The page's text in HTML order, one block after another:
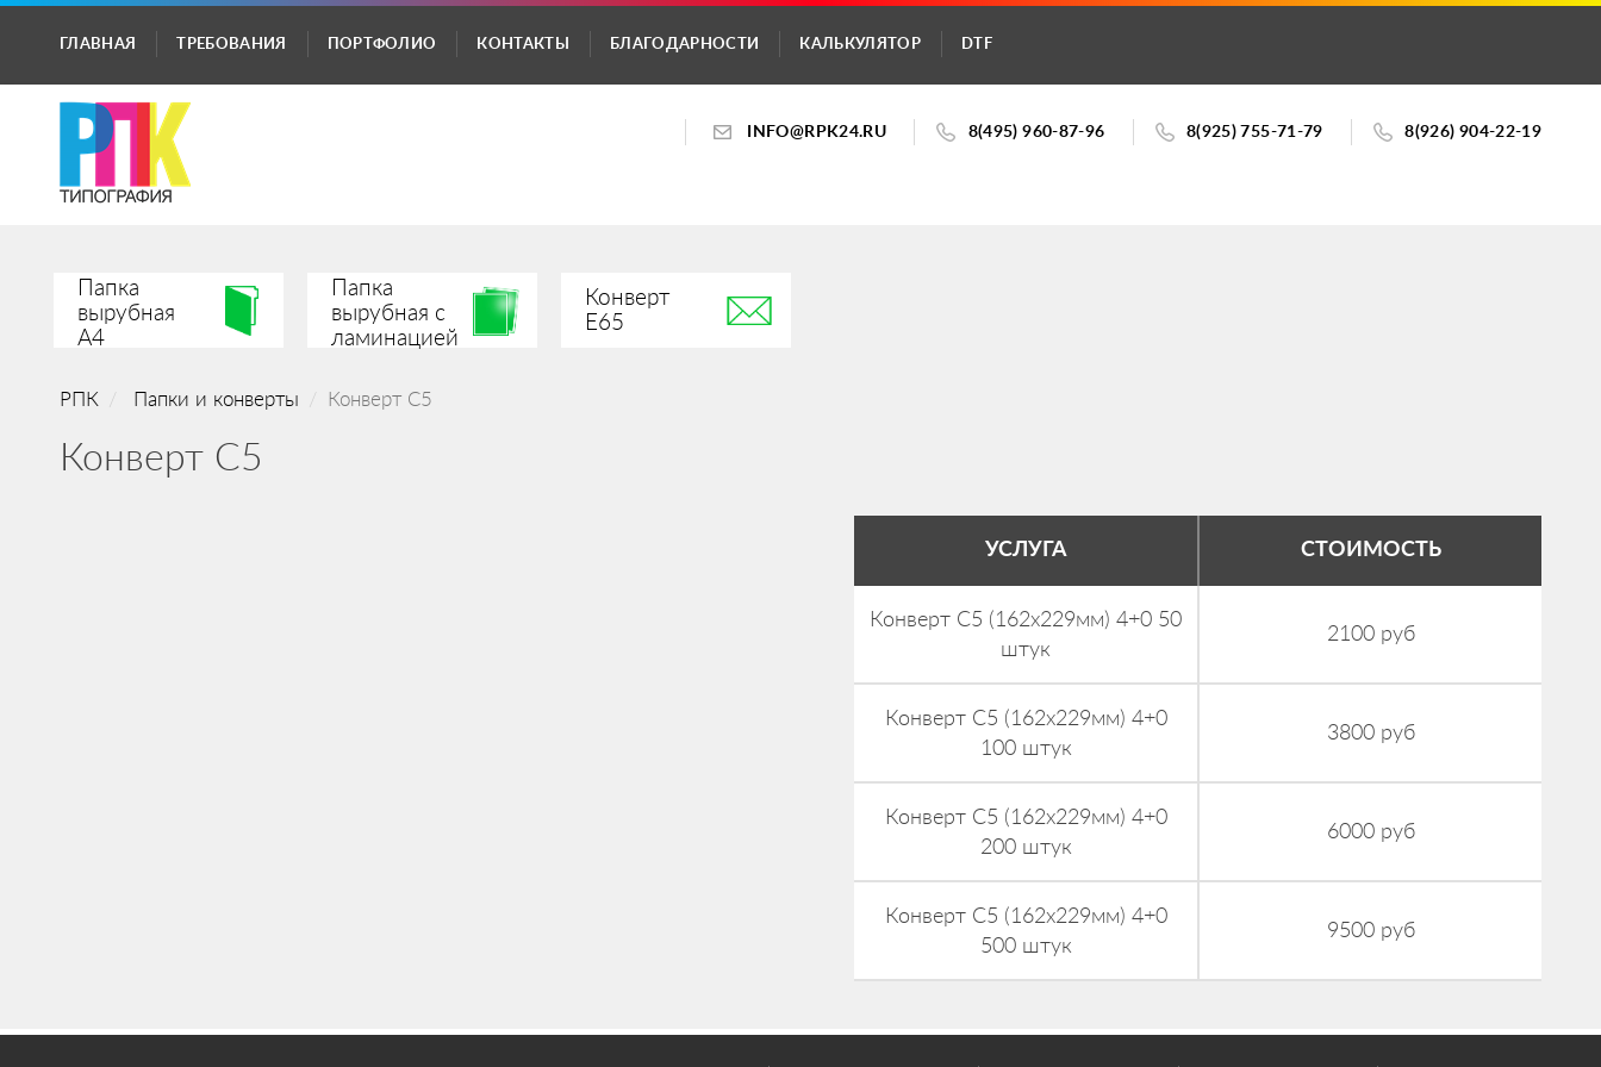
ГЛАВНАЯ ТРЕБОВАНИЯ ПОРТФОЛИО КОНТАКТЫ БЛАГОДАРНОСТИ КАЛЬКУЛЯТОР DTF
INFO@RPK24.RU 8(495) 960-87-96 8(925) 755-71-79 8(926) 904-22-19
Папка
вырубная
А4
Папка
вырубная с
ламинацией
Конверт
Е65
РПК Папки и конверты Конверт С5
Конверт С5
УСЛУГА СТОИМОСТЬ
Конверт С5 (162х229мм) 4+0 50
штук
2100 руб
Конверт С5 (162х229мм) 4+0
100 штук
3800 руб
Конверт С5 (162х229мм) 4+0
200 штук
6000 руб
Конверт С5 (162х229мм) 4+0
500 штук
9500 руб